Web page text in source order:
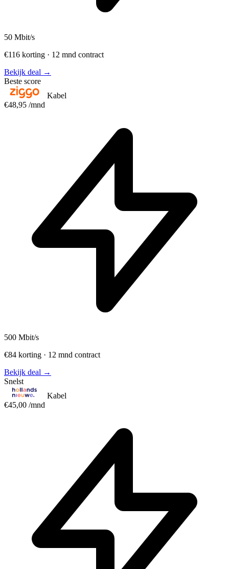
50 Mbit/s
€116 korting · 12 mnd contract
Bekijk deal →
Beste score
Kabel
€48,95 /mnd
500 Mbit/s
€84 korting · 12 mnd contract
Bekijk deal →
Snelst
Kabel
€45,00 /mnd